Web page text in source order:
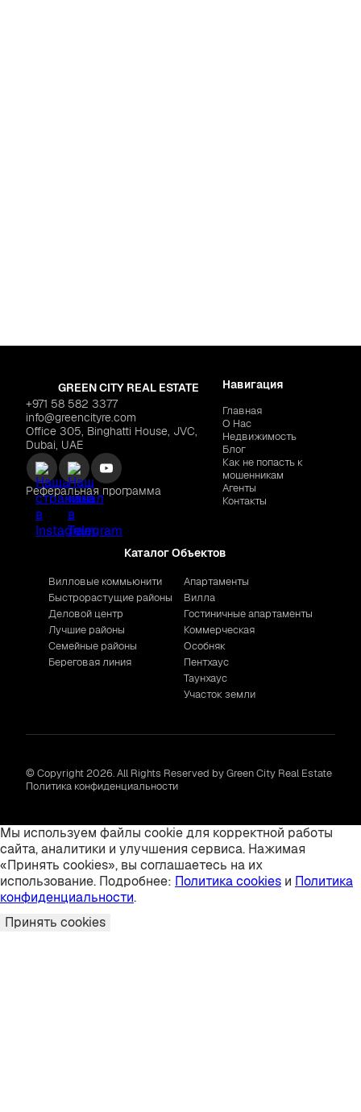
GREEN CITY REAL ESTATE
+971 58 582 3377
info@greencityre.com
Office 305, Binghatti House, JVC,
Dubai, UAE
Реферальная программа
Навигация
Главная
О Нас
Недвижимость
Блог
Как не попасть к
мошенникам
Агенты
Контакты
Каталог Объектов
Вилловые коммьюнити
Быстрорастущие районы
Деловой центр
Лучшие районы
Семейные районы
Береговая линия
Апартаменты
Вилла
Гостиничные апартаменты
Коммерческая
Особняк
Пентхаус
Таунхаус
Участок земли
© Copyright 2026. All Rights Reserved by Green City Real Estate
Политика конфиденциальности
Мы используем файлы cookie для корректной работы
сайта, аналитики и улучшения сервиса. Нажимая
«Принять cookies», вы соглашаетесь на их
использование. Подробнее: Политика cookies и Политика
конфиденциальности.
Принять cookies